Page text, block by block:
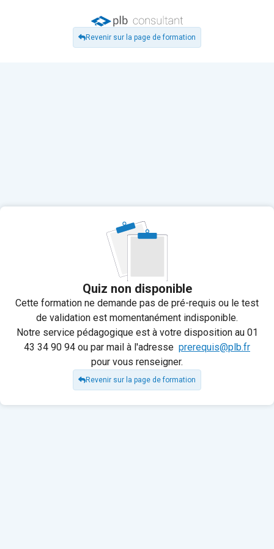
Revenir sur la page de formation
Quiz non disponible
Cette formation ne demande pas de pré-requis ou le test
de validation est momentanément indisponible.
Notre service pédagogique est à votre disposition au 01
43 34 90 94 ou par mail à l'adresse prerequis@plb.fr
pour vous renseigner.
Revenir sur la page de formation